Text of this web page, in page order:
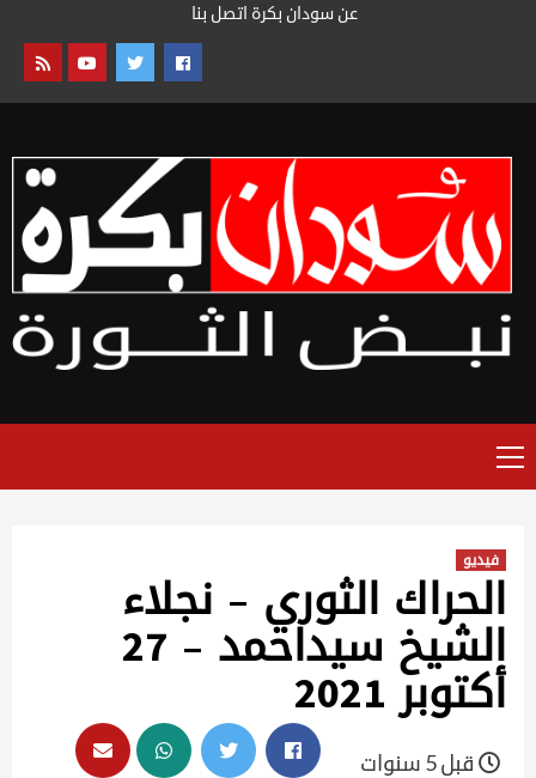
عن سودان بكرة اتصل بنا
القائمة
فيديو
الحراك الثوري – نجلاء
الشيخ سيداحمد – 27
أكتوبر 2021
قبل 5 سنوات